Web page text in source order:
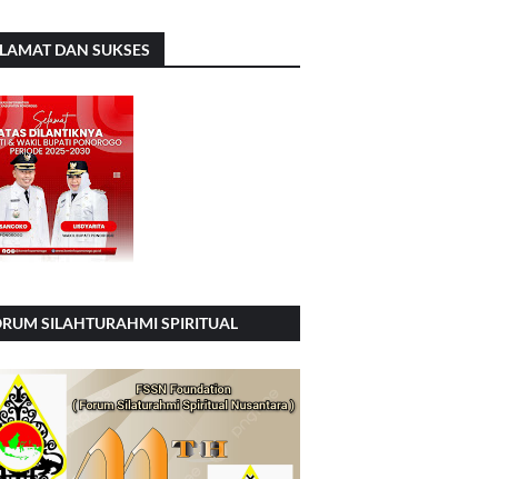
DAN SUKSES
SILAHTURAHMI SPIRITUAL